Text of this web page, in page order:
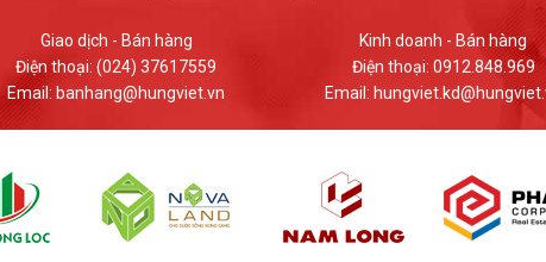
Kinh doanh - Bán hàng
Điện thoại: 0912.848.969
Email: hungviet.kd@hungviet.vn
Giao dịch - Bán hàng
Điện thoại: (024) 37617559
Email: